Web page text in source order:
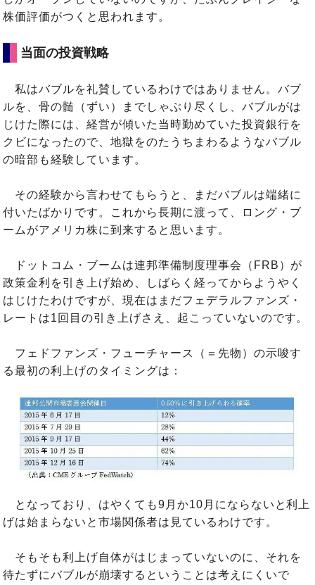
株価評価がつくと思われます。
当面の投資戦略
私はバブルを礼賛しているわけではありません。バブ
ルを、骨の髄（ずい）までしゃぶり尽くし、バブルがは
じけた際には、経営が傾いた当時勤めていた投資銀行を
クビになったので、地獄をのたうちまわるようなバブル
の暗部も経験しています。
その経験から言わせてもらうと、まだバブルは端緒に
付いたばかりです。これから長期に渡って、ロング・ブ
ームがアメリカ株に到来すると思います。
ドットコム・ブームは連邦準備制度理事会（FRB）が
政策金利を引き上げ始め、しばらく経ってからようやく
はじけたわけですが、現在はまだフェデラルファンズ・
レートは1回目の引き上げさえ、起こっていないのです。
フェドファンズ・フューチャース（＝先物）の示唆す
る最初の利上げのタイミングは：
となっており、はやくても9月か10月にならないと利上
げは始まらないと市場関係者は見ているわけです。
そもそも利上げ自体がはじまっていないのに、それを
待たずにバブルが崩壊するということは考えにくいで